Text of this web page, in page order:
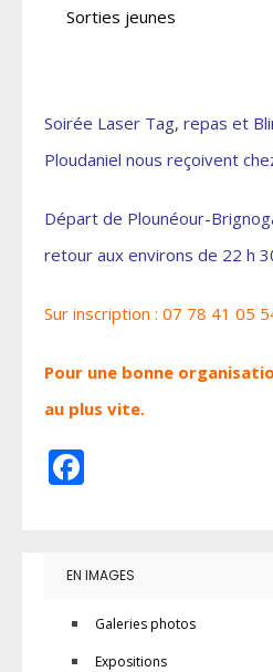
Sorties jeunes
Soirée Laser Tag, repas et
Ploudaniel nous reçoivent
Départ de Plounéour-
retour aux environs de 22 h
Sur inscription : 07 78 41 05
Pour une bonne
au plus vite.
EN IMAGES
Galeries photos
Expositions